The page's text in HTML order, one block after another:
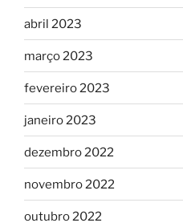
abril 2023
março 2023
fevereiro 2023
janeiro 2023
dezembro 2022
novembro 2022
outubro 2022